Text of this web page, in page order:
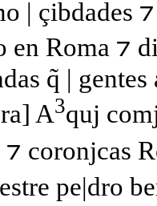
| çibdades
en Roma ⁊
q̃ |
A3quj
⁊ coronjcas
pe|dro